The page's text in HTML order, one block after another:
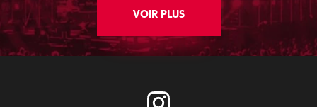
VOIR PLUS